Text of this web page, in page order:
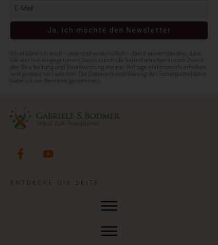
Ja, ich möchte den Newsletter
Ich erkläre ich mich – jederzeit widerruflich – damit einverstanden, dass
die von mir eingegebenen Daten durch die Seitenbetreiberin zum Zweck
der Bearbeitung und Beantwortung meiner Anfrage elektronisch erhoben
und gespeichert werden. Die Datenschutzerklärung der Seitenbetreiberin
habe ich zur Kenntnis genommen.
ENTDECKE DIE SEITE